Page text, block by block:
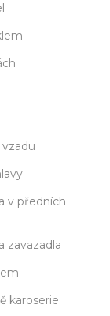
v předních
zavazadla
karoserie